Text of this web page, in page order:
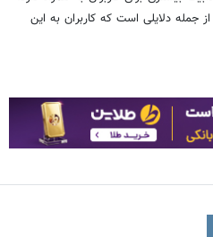
نیز از جمله دلایلی است که کاربران به این